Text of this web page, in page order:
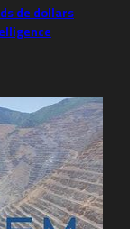
de dollars